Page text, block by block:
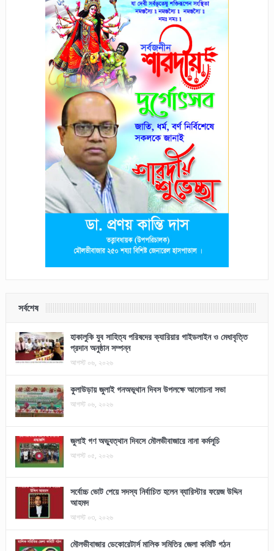
সর্বশেষ
হাকালুকি যুব সাহিত্য পরিষদের ক্যারিয়ার গাইডলাইন ও মেধাবৃত্তি
প্রদান অনুষ্ঠান সম্পন্ন
আগস্ট ০৬, ২০২৬
কুলাউড়ায় জুলাই গনঅভূথান দিবস উপলক্ষে আলোচনা সভা
আগস্ট ০৬, ২০২৬
জুলাই গণ অভ্যুত্থান দিবসে মৌলভীবাজারে নানা কর্মসূচি
আগস্ট ০৫, ২০২৬
সর্বোচ্চ ভোট পেয়ে সদস্য নির্বাচিত হলেন ব্যারিস্টার ফয়েজ উদ্দিন
আহমদ
আগস্ট ০৩, ২০২৬
মৌলভীবাজার ডেকোরেটার্স মালিক সমিতির জেলা কমিটি গঠন